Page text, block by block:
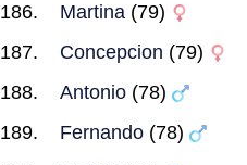
Martina (79)
Concepcion (79)
Antonio (78)
Fernando (78)